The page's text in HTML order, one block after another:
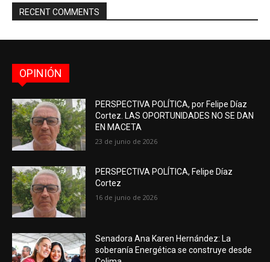
RECENT COMMENTS
OPINIÓN
PERSPECTIVA POLÍTICA, por Felipe Díaz
Cortez. LAS OPORTUNIDADES NO SE DAN
EN MACETA
23 de junio de 2026
PERSPECTIVA POLÍTICA, Felipe Díaz
Cortez
16 de junio de 2026
Senadora Ana Karen Hernández: La
soberanía Energética se construye desde